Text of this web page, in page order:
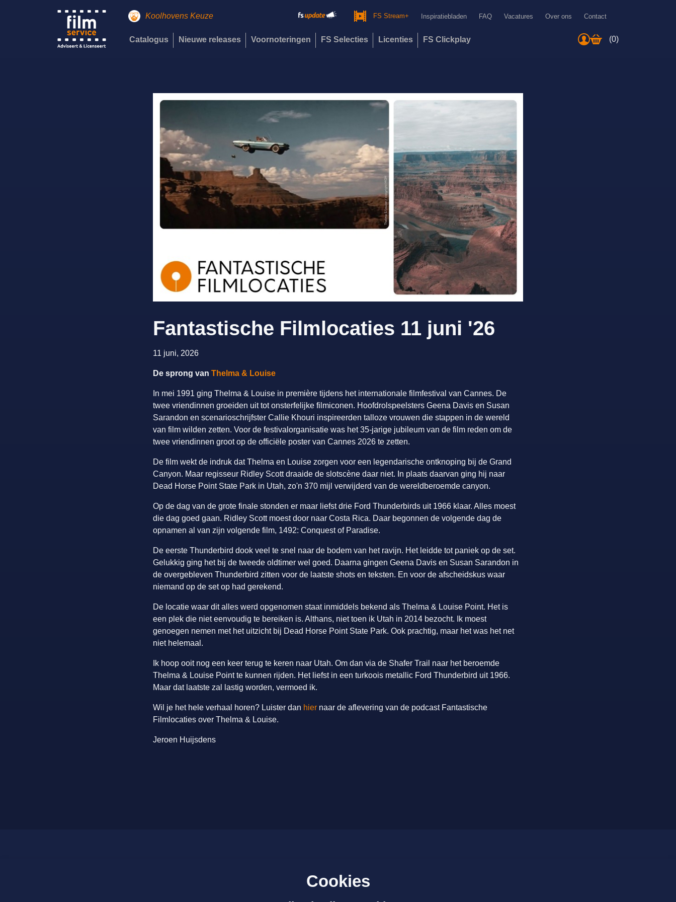
Koolhovens Keuze
(0)
Catalogus Nieuwe releases Voornoteringen FS Selecties Licenties FS Clickplay
FS Stream+ Inspiratiebladen FAQ Vacatures Over ons Contact
Fantastische Filmlocaties 11 juni '26
11 juni, 2026
De sprong van ­Thelma & Louise
In mei 1991 ging Thelma & Louise in première tijdens het internationale filmfestival van Cannes. De
twee vriendinnen groeiden uit tot onsterfelijke filmiconen. Hoofdrolspeelsters Geena Davis en Susan
Sarandon en scenarioschrijfster Callie Khouri inspireerden talloze vrouwen die stappen in de wereld
van film wilden zetten. Voor de festivalorganisatie was het 35-jarige jubileum van de film reden om de
twee vriendinnen groot op de officiële poster van Cannes 2026 te zetten.
De film wekt de indruk dat Thelma en Louise zorgen voor een legendarische ontknoping bij de Grand
Canyon. Maar regisseur Ridley Scott draaide de slotscène daar niet. In plaats daarvan ging hij naar
Dead Horse Point State Park in Utah, zo'n 370 mijl verwijderd van de wereldberoemde canyon.
Op de dag van de grote finale stonden er maar liefst drie Ford Thunderbirds uit 1966 klaar. Alles moest
die dag goed gaan. Ridley Scott moest door naar Costa Rica. Daar begonnen de volgende dag de
opnamen al van zijn volgende film, 1492: Conquest of Paradise.
De eerste Thunderbird dook veel te snel naar de bodem van het ravijn. Het leidde tot paniek op de set.
Gelukkig ging het bij de tweede oldtimer wel goed. Daarna gingen Geena Davis en Susan Sarandon in
de overgebleven Thunderbird zitten voor de laatste shots en teksten. En voor de afscheidskus waar
niemand op de set op had gerekend.
De locatie waar dit alles werd opgenomen staat inmiddels bekend als Thelma & Louise Point. Het is
een plek die niet eenvoudig te bereiken is. Althans, niet toen ik Utah in 2014 bezocht. Ik moest
genoegen nemen met het uitzicht bij Dead Horse Point State Park. Ook prachtig, maar het was het net
niet helemaal.
Ik hoop ooit nog een keer terug te keren naar Utah. Om dan via de Shafer Trail naar het beroemde
Thelma & Louise Point te kunnen rijden. Het liefst in een turkoois metallic Ford Thunderbird uit 1966.
Maar dat laatste zal lastig worden, vermoed ik.
Wil je het hele verhaal horen? Luister dan hier naar de aflevering van de podcast Fantastische
Filmlocaties over Thelma & Louise.
Jeroen Huijsdens
Over ons
Cookies